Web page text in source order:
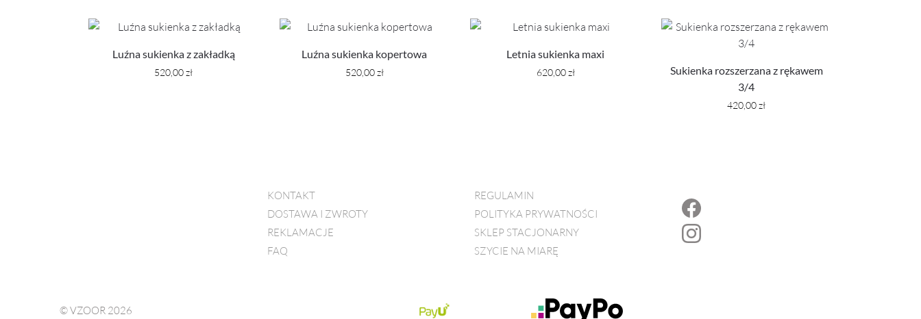
Luźna sukienka z zakładką
520,00zł
Luźna sukienka kopertowa
520,00zł
Letnia sukienka maxi
620,00zł
Sukienka rozszerzana z rękawem
3/4
420,00zł
KONTAKT
DOSTAWA I ZWROTY
REKLAMACJE
FAQ
REGULAMIN
POLITYKA PRYWATNOŚCI
SKLEP STACJONARNY
SZYCIE NA MIARĘ
© VZOOR 2026